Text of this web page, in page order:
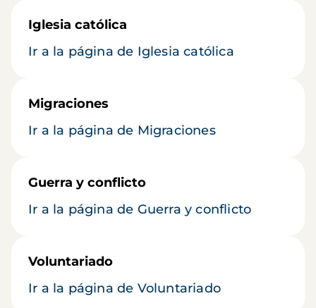
Iglesia católica
Ir a la página de Iglesia católica
Migraciones
Ir a la página de Migraciones
Guerra y conflicto
Ir a la página de Guerra y conflicto
Voluntariado
Ir a la página de Voluntariado